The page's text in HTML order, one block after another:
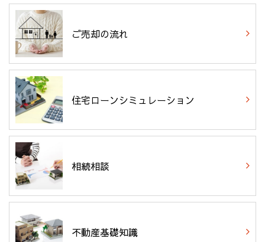
ご売却の流れ
住宅ローンシミュレーション
相続相談
不動産基礎知識